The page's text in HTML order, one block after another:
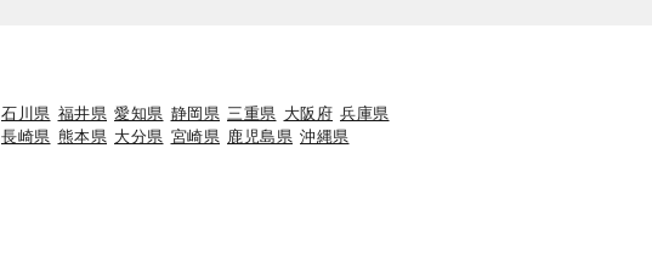
石川県 福井県 愛知県 静岡県 三重県 大阪府 兵庫県
長崎県 熊本県 大分県 宮崎県 鹿児島県 沖縄県